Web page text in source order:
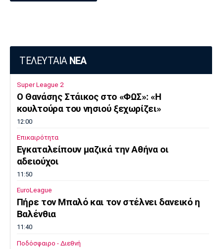
ΤΕΛΕΥΤΑΙΑ ΝΕΑ
Super League 2
Ο Θανάσης Στάικος στο «ΦΩΣ»: «Η
κουλτούρα του νησιού ξεχωρίζει»
12:00
Επικαιρότητα
Εγκαταλείπουν μαζικά την Αθήνα οι
αδειούχοι
11:50
EuroLeague
Πήρε τον Μπαλό και τον στέλνει δανεικό η
Βαλένθια
11:40
Ποδόσφαιρο - Διεθνή